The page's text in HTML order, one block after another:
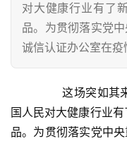
对大健康行业有了
品。为贯彻落实党
诚信认证办公室在疫
国人民对大健康行业
品。为贯彻落实党中